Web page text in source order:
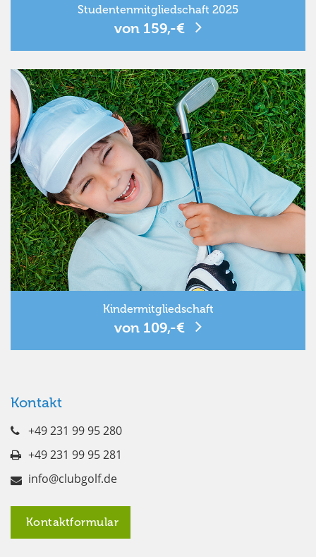
Studentenmitgliedschaft 2025
von 159,-€
Kindermitgliedschaft
von 109,-€
Kontakt
+49 231 99 95 280
+49 231 99 95 281
info@clubgolf.de
Kontaktformular